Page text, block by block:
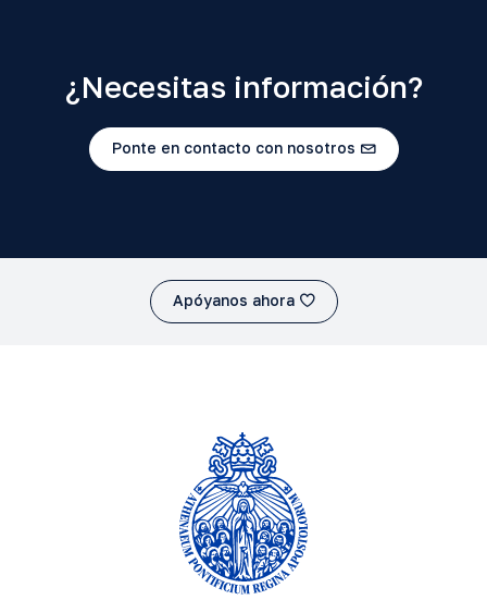
¿Necesitas información?
Ponte en contacto con nosotros
Apóyanos ahora